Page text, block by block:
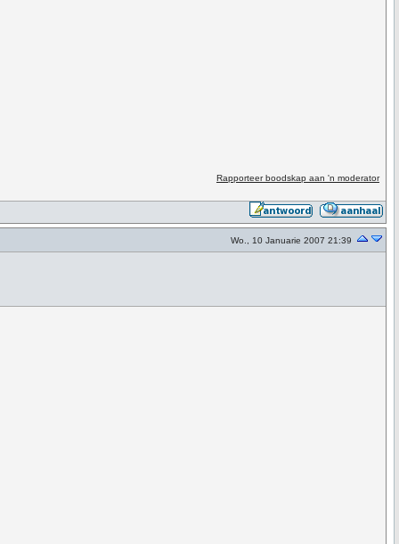
Rapporteer boodskap aan 'n moderator
Wo., 10 Januarie 2007 21:39